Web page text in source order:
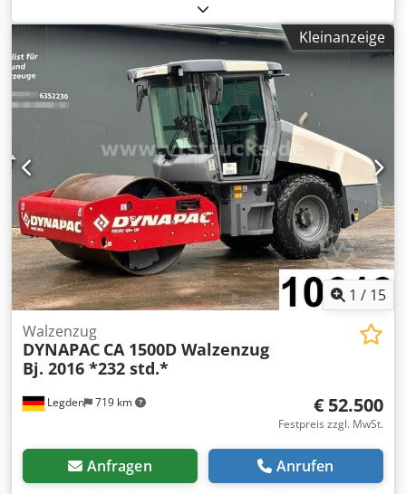
schöner Zustand Csdpfx Aoxl Uy Teguoha Zustellen
weltweit möglich!
Kleinanzeige
1 / 15
Legden 719 km
Walzenzug
DYNAPAC CA 1500D Walzenzug
Bj. 2016 *232 std.*
€ 52.500
Festpreis zzgl. MwSt.
Anfragen Anrufen